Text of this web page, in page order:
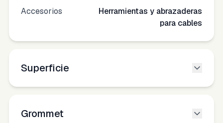
Accesorios
Herramientas y abrazaderas
para cables
Superficie
Grommet